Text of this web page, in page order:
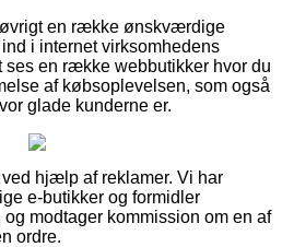
en række ønskværdige
i internet virksomhedens
ses en række webbutikker hvor du
af købsoplevelsen, som også
glade kunderne er.
hjælp af reklamer. Vi har
e-butikker og formidler
modtager kommission om en af
ordre.